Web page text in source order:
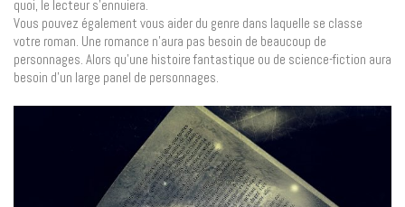
quoi, le lecteur s’ennuiera.
Vous pouvez également vous aider du genre dans laquelle se classe
votre roman. Une romance n’aura pas besoin de beaucoup de
personnages. Alors qu’une histoire fantastique ou de science-fiction aura
besoin d’un large panel de personnages.